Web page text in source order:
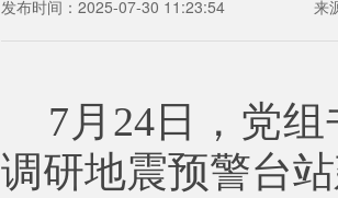
发布时间：2025-07-30 11:23:54 来
7月24日，党
调研地震预警台